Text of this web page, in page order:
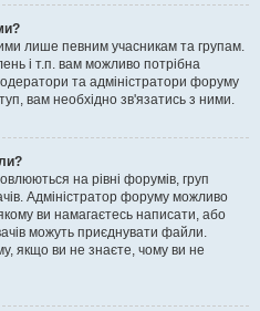
лише певним учасникам та групам.
і т.п. вам можливо потрібна
та адміністратори форуму
вам необхідно зв'язатись з ними.
на рівні форумів, груп
Адміністратор форуму можливо
ви намагаєтесь написати, або
можуть приєднувати файли.
якщо ви не знаєте, чому ви не